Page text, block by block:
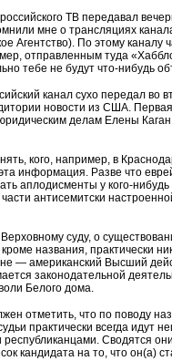
ТВ передавал
мне о трансляциях
Агентство). По этому
отправленным туда
тебе не будут что-нибудь
канал сухо передал
новости из США.
делам Елены
кого, например, в
информация. Разве что
аплодисменты у кого-
антисемитски
суду, о
названия, практически
— американский Высший
законодательной
Белого дома.
отметить, что по поводу
практически всегда идут
Сводятся
кандидата на то, что он(а)